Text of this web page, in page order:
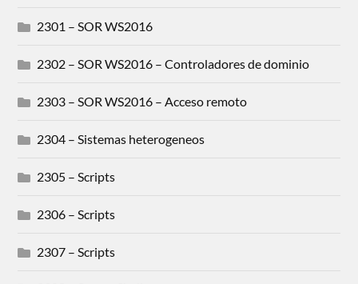
2301 – SOR WS2016
2302 – SOR WS2016 – Controladores de dominio
2303 – SOR WS2016 – Acceso remoto
2304 – Sistemas heterogeneos
2305 – Scripts
2306 – Scripts
2307 – Scripts